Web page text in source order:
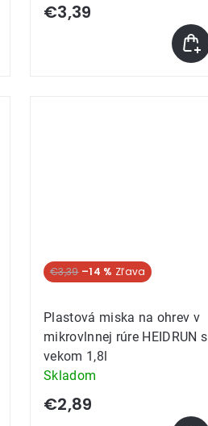
€3,39
€3,39 –14 %
Plastová miska na ohrev v
mikrovlnnej rúre HEIDRUN s
vekom 1,8l
Skladom
€2,89